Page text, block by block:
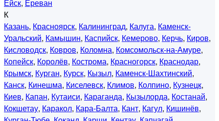
Ейск, Ереван
К
Казань, Красноярск, Калининград, Калуга, Каменск-
Уральский, Камышин, Каспийск, Кемерово, Керчь, Киров,
Кисловодск, Ковров, Коломна, Комсомольск-на-Амуре,
Копейск, Королёв, Кострома, Красногорск, Краснодар,
Крымск, Курган, Курск, Кызыл, Каменск-Шахтинский,
Канск, Кинешма, Киселевск, Климов, Колпино, Кузнецк,
Киев, Капан, Кутаиси, Караганда, Кызылорда, Костанай,
Кокшетау, Каракол, Кара-Балта, Кант, Кагул, Кишинёв,